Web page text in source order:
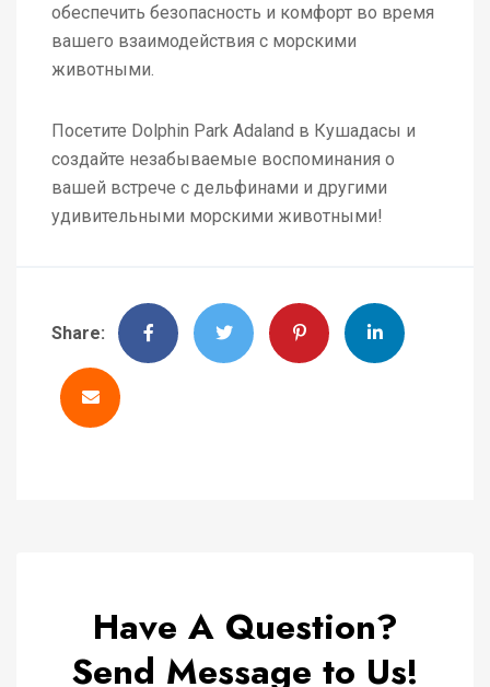
обеспечить безопасность и комфорт во время
вашего взаимодействия с морскими
животными.
Посетите Dolphin Park Adaland в Кушадасы и
создайте незабываемые воспоминания о
вашей встрече с дельфинами и другими
удивительными морскими животными!
Share:
Have A Question?
Send Message to Us!